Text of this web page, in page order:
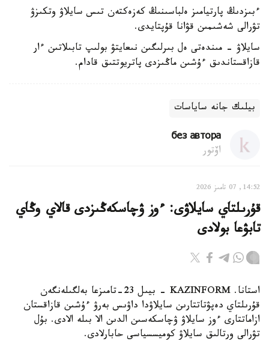
ءبىزدىڭ پارتيامىز ەلباسىنىڭ كەزەكتەن تىس سايلاۋ وتكىزۋ
تۋرالى شەشىمىن قۋانا قۇپتايدى.
سايلاۋ - مىندەتى ەل بىرلىگىن نىعايتۋ بولىپ تابىلاتىن ءار
قازاقستاندىق ءۇشىن ماڭىزدى پاتريوتتىق قادام.
بيلىك جانە ساياسات
без автора
اۆتور
14:52, 07 تامىز 2026
قۇرىلتاي سايلاۋى: ءوز ۋچاسكەڭىزدى قالاي وڭاي
تابۋعا بولادى
استانا. KAZINFORM - بيىل 23-تامىزعا بەلگىلەنگەن
قۇرىلتاي دەپۋتاتتارىن سايلاۋدا داۋىس بەرۋ ءۇشىن قازاقستان
ازاماتتارى ءوز سايلاۋ ۋچاسكەسىن الدىن الا بىلە الادى. بۇل
تۋرالى ورتالىق سايلاۋ كوميسسياسى حابارلادى.